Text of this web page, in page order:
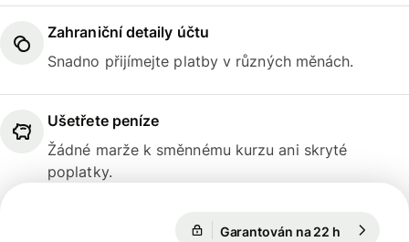
Zahraniční detaily účtu
Snadno přijímejte platby v různých měnách.
Ušetřete peníze
Žádné marže k směnnému kurzu ani skryté
poplatky.